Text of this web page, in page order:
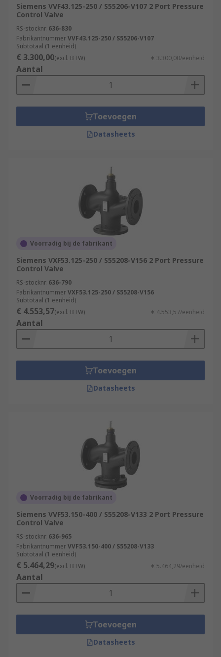
Siemens VVF43.125-250 / S55206-V107 2 Port Pressure
Control Valve
RS-stocknr. 636-830
FabrikantnummerVVF43.125-250 / S55206-V107
Subtotaal (1 eenheid)
€ 3.300,00(excl. BTW) € 3.300,00/eenheid
Aantal
Toevoegen
Datasheets
Voorradig bij de fabrikant
Siemens VXF53.125-250 / S55208-V156 2 Port Pressure
Control Valve
RS-stocknr. 636-790
FabrikantnummerVXF53.125-250 / S55208-V156
Subtotaal (1 eenheid)
€ 4.553,57(excl. BTW) € 4.553,57/eenheid
Aantal
Toevoegen
Datasheets
Voorradig bij de fabrikant
Siemens VVF53.150-400 / S55208-V133 2 Port Pressure
Control Valve
RS-stocknr. 636-965
FabrikantnummerVVF53.150-400 / S55208-V133
Subtotaal (1 eenheid)
€ 5.464,29(excl. BTW) € 5.464,29/eenheid
Aantal
Toevoegen
Datasheets